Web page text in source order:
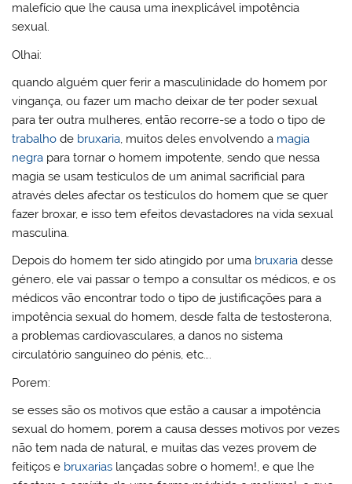
malefício que lhe causa uma inexplicável impotência
sexual.
Olhai:
quando alguém quer ferir a masculinidade do homem por
vingança, ou fazer um macho deixar de ter poder sexual
para ter outra mulheres, então recorre-se a todo o tipo de
trabalho de bruxaria, muitos deles envolvendo a magia
negra para tornar o homem impotente, sendo que nessa
magia se usam testículos de um animal sacrificial para
através deles afectar os testículos do homem que se quer
fazer broxar, e isso tem efeitos devastadores na vida sexual
masculina.
Depois do homem ter sido atingido por uma bruxaria desse
género, ele vai passar o tempo a consultar os médicos, e os
médicos vão encontrar todo o tipo de justificações para a
impotência sexual do homem, desde falta de testosterona,
a problemas cardiovasculares, a danos no sistema
circulatório sanguíneo do pénis, etc….
Porem:
se esses são os motivos que estão a causar a impotência
sexual do homem, porem a causa desses motivos por vezes
não tem nada de natural, e muitas das vezes provem de
feitiços e bruxarias lançadas sobre o homem!, e que lhe